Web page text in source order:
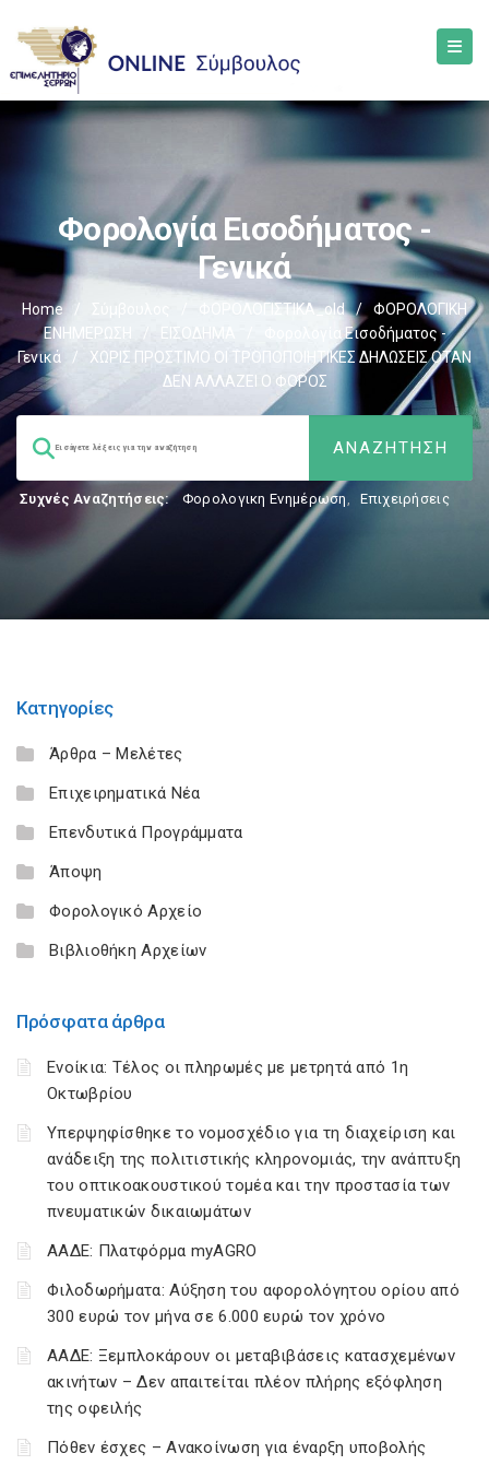
Φορολογία Εισοδήματος -
Γενικά
Home / Σύμβουλος ΦΟΡΟΛΟΓΙΣΤΙΚΑ_old /
ΦΟΡΟΛΟΓΙΚΗ
ΕΝΗΜΕΡΩΣΗ
/ ΕΙΣΟΔΗΜΑ
Φορολογία Εισοδήματος -
Γενικά
/
ΧΩΡΙΣ ΠΡΟΣΤΙΜΟ ΟΙ ΤΡΟΠΟΠΟΙΗΤΙΚΕΣ ΔΗΛΩΣΕΙΣ ΟΤΑΝ
ΔΕΝ ΑΛΛΑΖΕΙ Ο ΦΟΡΟΣ
Συχνές Αναζητήσεις: Φορολογικη Ενημέρωση, Επιχειρήσεις
Κατηγορίες
Άρθρα – Μελέτες
Επιχειρηματικά Νέα
Επενδυτικά Προγράμματα
Άποψη
Φορολογικό Αρχείο
Βιβλιοθήκη Αρχείων
Πρόσφατα άρθρα
Ενοίκια: Τέλος οι πληρωμές με μετρητά από 1η
Οκτωβρίου
Υπερψηφίσθηκε το νομοσχέδιο για τη διαχείριση και
ανάδειξη της πολιτιστικής κληρονομιάς, την ανάπτυξη
του οπτικοακουστικού τομέα και την προστασία των
πνευματικών δικαιωμάτων
ΑΑΔΕ: Πλατφόρμα myAGRO
Φιλοδωρήματα: Αύξηση του αφορολόγητου ορίου από
300 ευρώ τον μήνα σε 6.000 ευρώ τον χρόνο
ΑΑΔΕ: Ξεμπλοκάρουν οι μεταβιβάσεις κατασχεμένων
ακινήτων – Δεν απαιτείται πλέον πλήρης εξόφληση
της οφειλής
Πόθεν έσχες – Ανακοίνωση για έναρξη υποβολής